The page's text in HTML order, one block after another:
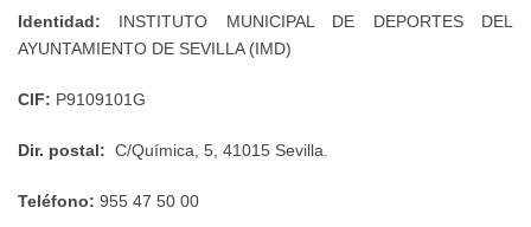
Trabajo
Colectivo
Personal
IMD
la
y
de
las
Deportivos
APP
Entrenamiento
Instalaciones
y
de
Identidad: INSTITUTO MUNICIPAL DE DEPORTES DEL
AYUNTAMIENTO DE SEVILLA (IMD)
CIF: P9109101G
Dir. postal: C/Química, 5, 41015 Sevilla.
Teléfono: 955 47 50 00